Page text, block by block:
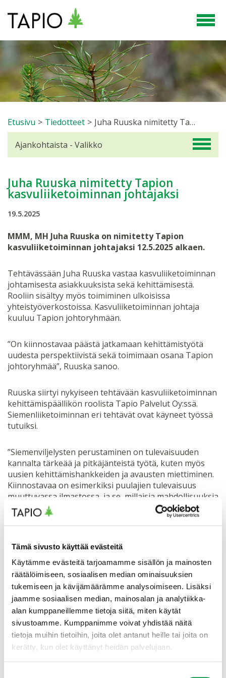
Tämä sivusto käyttää evästeitä
Käytämme evästeitä tarjoamamme sisällön ja mainosten
räätälöimiseen, sosiaalisen median ominaisuuksien
tukemiseen ja kävijämäärämme analysoimiseen. Lisäksi
jaamme sosiaalisen median, mainosalan ja analytiikka-
alan kumppaneillemme tietoja siitä, miten käytät
sivustoamme. Kumppanimme voivat yhdistää näitä
tietoja muihin tietoihin, joita olet antanut heille tai joita on
kerätty, kun olet käyttänyt heidän palvelujaan.
Etusivu > Tiedotteet > Juha Ruuska nimitetty Tapion kasvuliiketoiminnan johtajaksi
Juha Ruuska nimitetty Tapion
kasvuliiketoiminnan johtajaksi
19.5.2025
MMM, MH Juha Ruuska on nimitetty Tapion
kasvuliiketoiminnan johtajaksi 12.5.2025 alkaen.
Tehtävässään Juha Ruuska vastaa kasvuliiketoiminnan
johtamisesta asiakkuuksista sekä kehittämisestä.
Rooliin sisältyy myös toimiminen ulkoisissa
yhteistyöverkostoissa. Kasvuliiketoiminnan johtaja
kuuluu Tapion johtoryhmään.
”On kiinnostavaa päästä jatkamaan kehittämistyötä
uudesta perspektiivistä sekä toimimaan osana Tapion
johtoryhmää”, Ruuska sanoo.
Ruuska siirtyi nykyiseen tehtävään kasvuliiketoiminnan
kehittämispäällikön roolista Tapio Palvelut Oy:ssä.
Siemenliiketoiminnan eri tehtävät ovat käyneet työssä
tutuiksi.
”Siemenviljelysten perustaminen on tulevaisuuden
kannalta tärkeää ja pitkäjänteistä työtä, kuten myös
uusien kehittämishankkeiden ja avausten miettiminen.
Kiinnostavaa on esimerkiksi puulajien tulevaisuus
muuttuvassa ilmastossa, ja se, millaisia mahdollisuuksia
puulajivalikoima tuo tulevaisuudessa
metsänkasvatukseen. Tehtävässä pääsen myös
Aiemmin Ruuska on toiminut tutkijana
Metsäntutkimuslaitoksella ja kehityspäällikkönä
Suomen 4H-liitossa sekä metsäalan kirjojen ja
digitaalisten tuotteiden tuotepäällikkönä. Työtehtäviin
on liittynyt muun muassa tutkimusta, valtakunnallista
ja kansainvälistä sidosryhmäyhteistyötä,
laadunarviointia, hankkeiden ja oppimateriaalien
valmistelua sekä johtamista ja kouluttamista.
Ajankohtaista - Valikko